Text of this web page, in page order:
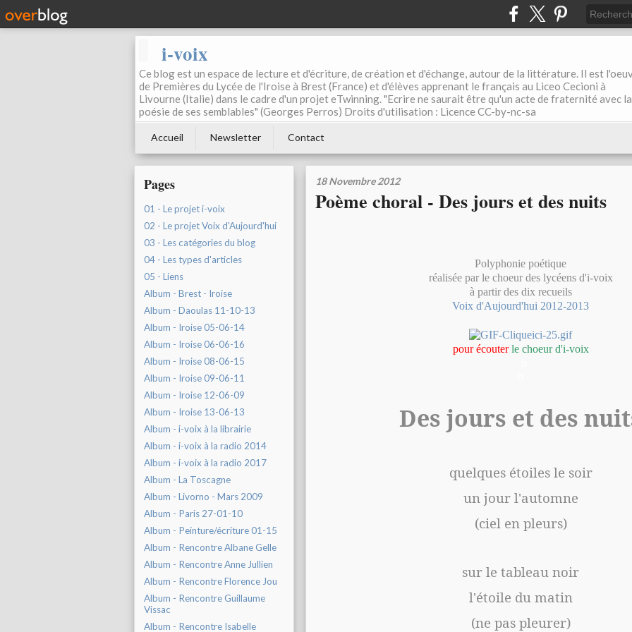
i-voix
Ce blog est un espace de lecture et d'écriture, de création et d'échange, autour de la littérature. Il est
de Premières du Lycée de l'Iroise à Brest (France) et d'élèves apprenant le français au Liceo Cecioni à
Livourne (Italie) dans le cadre d'un projet eTwinning. "Ecrire ne saurait être qu'un acte de fraternité avec la
poésie de ses semblables" (Georges Perros) Droits d'utilisation : Licence CC-by-nc-sa
Accueil Newsletter Contact
Pages
01 - Le projet i-voix
02 - Le projet Voix d'Aujourd'hui
03 - Les catégories du blog
04 - Les types d'articles
05 - Liens
Album - Brest - Iroise
Album - Daoulas 11-10-13
Album - Iroise 05-06-14
Album - Iroise 06-06-16
Album - Iroise 08-06-15
Album - Iroise 09-06-11
Album - Iroise 12-06-09
Album - Iroise 13-06-13
Album - i-voix à la librairie
Album - i-voix à la radio 2014
Album - i-voix à la radio 2017
Album - La Toscagne
Album - Livorno - Mars 2009
Album - Paris 27-01-10
Album - Peinture/écriture 01-15
Album - Rencontre Albane Gelle
Album - Rencontre Anne Jullien
Album - Rencontre Florence Jou
Album - Rencontre Guillaume
Vissac
Album - Rencontre Isabelle
18 Novembre 2012
Poème choral - Des jours et des nuits
Polyphonie poétique
réalisée par le choeur des lycéens d'i-voix
à partir des dix recueils
Voix d'Aujourd'hui 2012-2013
pour écouter le choeur d'i-voix
Des jours et des
quelques étoiles le soir
un jour l'automne
(ciel en pleurs)
sur le tableau noir
l'étoile du matin
(ne pas pleurer)